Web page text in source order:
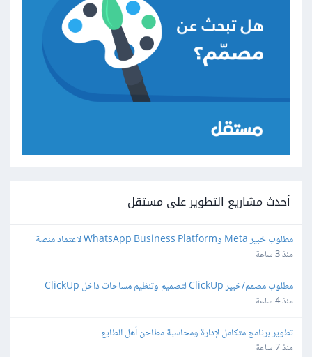
أحدث مشاريع التطوير على مستقل
واتساب
منذ 3 ساعة
مطلوب مصمم/خبير ClickUp لتصميم وتنظيم مساحات داخل ClickUp
منذ 4 ساعة
تطوير برنامج متكامل لإدارة ومحاسبة مطاحن أهل الطايع
منذ 7 ساعة